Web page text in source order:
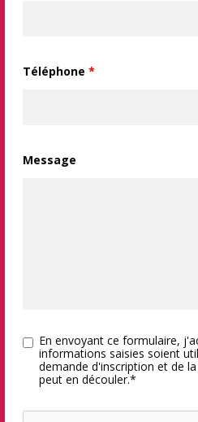
Téléphone *
Message
En envoyant ce formulaire,
informations saisies soient
demande d'inscription et de
peut en découler.*